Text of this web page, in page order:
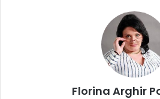
Florina Arghir